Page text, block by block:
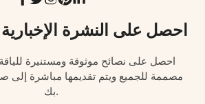
احصل على النشرة الإخبارية
احصل على نصائح موثوقة ومستنيرة للياقة
مصممة للجميع ويتم تقديمها مباشرة إلى
بك.